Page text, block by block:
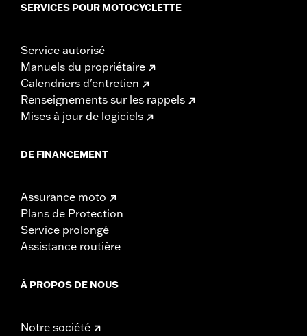
SERVICES POUR MOTOCYCLETTE
Service autorisé
Manuels du propriétaire
Calendriers d'entretien
Renseignements sur les rappels
Mises à jour de logiciels
DE FINANCEMENT
Assurance moto
Plans de Protection
Service prolongé
Assistance routière
À PROPOS DE NOUS
Notre société